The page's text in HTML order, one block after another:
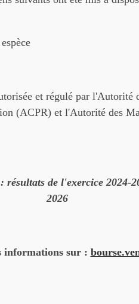
et régulé par l'Autorité
(ACPR) et l'Autorité des
résultats de l'exercice 2024-
2026
informations sur :